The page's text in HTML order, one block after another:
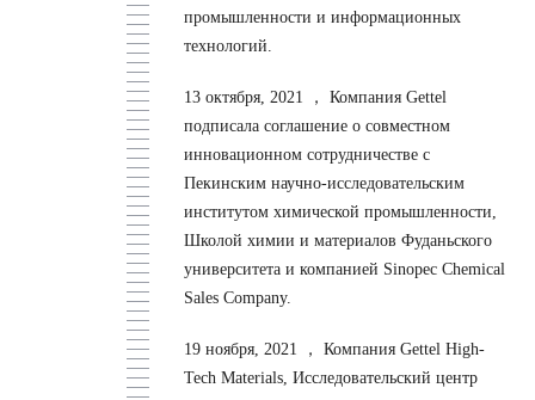
промышленности и информационных
технологий.
13 октября, 2021 ，
Компания Gettel
подписала соглашение о совместном
инновационном сотрудничестве с
Пекинским научно-исследовательским
институтом химической промышленности,
Школой химии и материалов Фуданьского
университета и компанией Sinopec Chemical
Sales Company.
19 ноября, 2021 ，
Компания Gettel High-
Tech Materials, Исследовательский центр